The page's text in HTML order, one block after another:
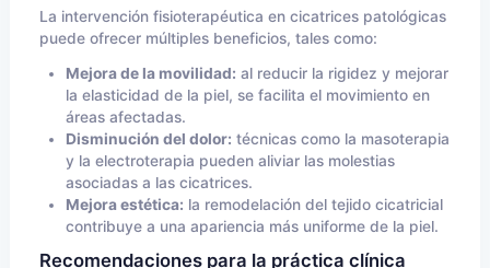
La intervención fisioterapéutica en cicatrices patológicas
puede ofrecer múltiples beneficios, tales como:
Mejora de la movilidad: al reducir la rigidez y mejorar
la elasticidad de la piel, se facilita el movimiento en
áreas afectadas.
Disminución del dolor: técnicas como la masoterapia
y la electroterapia pueden aliviar las molestias
asociadas a las cicatrices.
Mejora estética: la remodelación del tejido cicatricial
contribuye a una apariencia más uniforme de la piel.
Recomendaciones para la práctica clínica